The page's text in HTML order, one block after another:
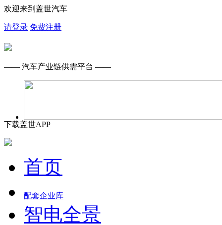
欢迎来到盖世汽车
请登录 免费注册
—— 汽车产业链供需平台 ——
下载盖世APP
首页
配套企业库
智电全景